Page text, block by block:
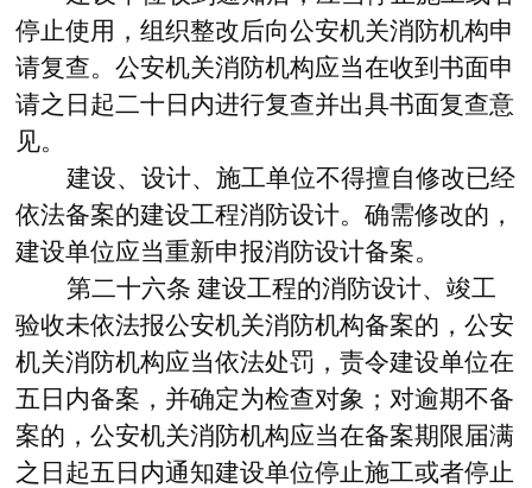
停止使用，组织整改后向公安机关消防机构申
请复查。公安机关消防机构应当在收到书面申
请之日起二十日内进行复查并出具书面复查意
见。
建设、设计、施工单位不得擅自修改已经
依法备案的建设工程消防设计。确需修改的，
建设单位应当重新申报消防设计备案。
第二十六条 建设工程的消防设计、竣工
验收未依法报公安机关消防机构备案的，公安
机关消防机构应当依法处罚，责令建设单位在
五日内备案，并确定为检查对象；对逾期不备
案的，公安机关消防机构应当在备案期限届满
之日起五日内通知建设单位停止施工或者停止